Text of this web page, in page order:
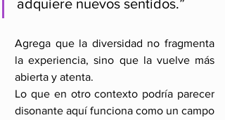
adquiere nuevos sentidos.”
Agrega que la diversidad no fragmenta
la experiencia, sino que la vuelve más
abierta y atenta.
Lo que en otro contexto podría parecer
disonante aquí funciona como un campo